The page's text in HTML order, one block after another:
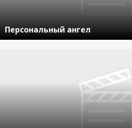
Персональный ангел